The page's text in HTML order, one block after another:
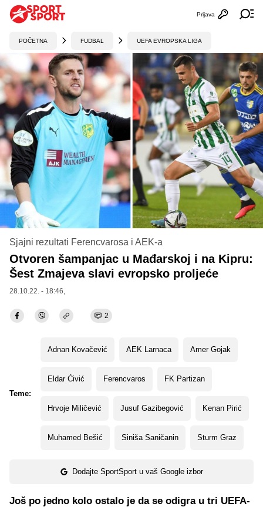
Otvori
Prijava
POČETNA FUDBAL UEFA EVROPSKA LIGA
Sjajni rezultati Ferencvarosa i AEK-a
Otvoren šampanjac u Mađarskoj i na Kipru:
Šest Zmajeva slavi evropsko proljeće
28.10.22. - 18:46,
2
Teme:
Adnan Kovačević AEK Larnaca Amer Gojak
Eldar Ćivić Ferencvaros FK Partizan
Hrvoje Miličević Jusuf Gazibegović Kenan Pirić
Muhamed Bešić Siniša Saničanin Sturm Graz
Dodajte SportSport u vaš Google izbor
Još po jedno kolo ostalo je da se odigra u tri UEFA-